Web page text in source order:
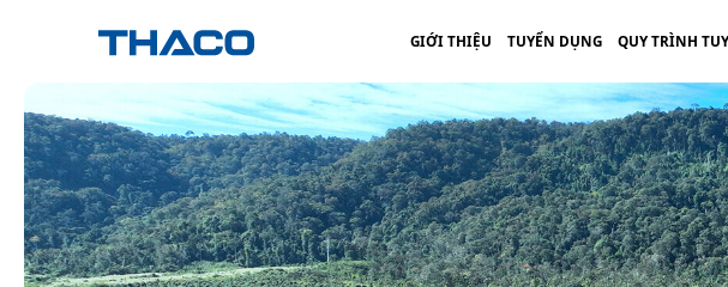
GIỚI THIỆU TUYỂN DỤNG QUY TRÌNH